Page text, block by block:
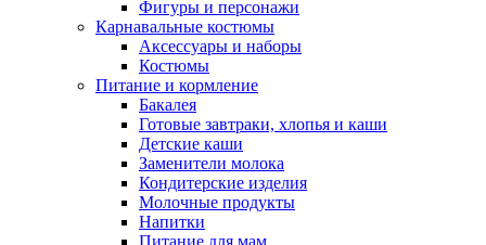
Фигуры и персонажи
Карнавальные костюмы
Аксессуары и наборы
Костюмы
Питание и кормление
Бакалея
Готовые завтраки, хлопья и каши
Детские каши
Заменители молока
Кондитерские изделия
Молочные продукты
Напитки
Питание для мам